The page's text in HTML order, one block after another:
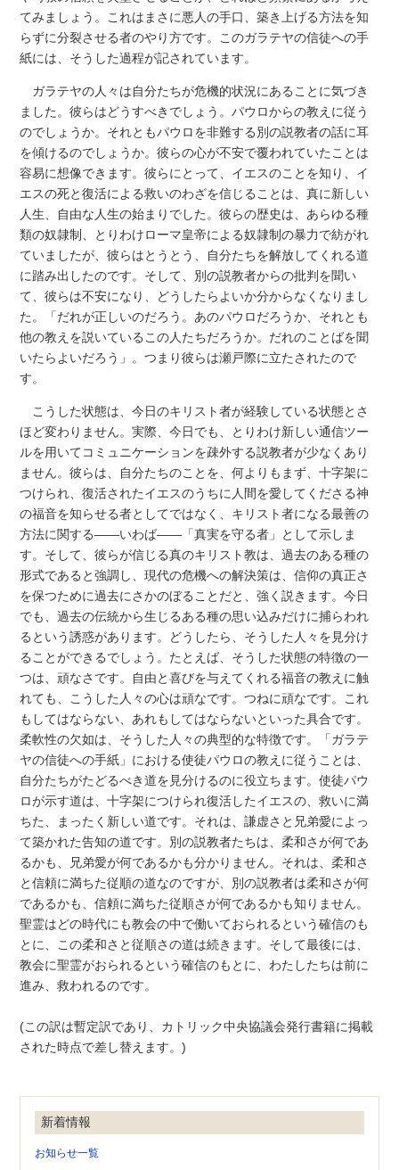
てみましょう。これはまさに悪人の手口、築き上げる方法を知
らずに分裂させる者のやり方です。このガラテヤの信徒への手
紙には、そうした過程が記されています。
ガラテヤの人々は自分たちが危機的状況にあることに気づき
ました。彼らはどうすべきでしょう。パウロからの教えに従う
のでしょうか。それともパウロを非難する別の説教者の話に耳
を傾けるのでしょうか。彼らの心が不安で覆われていたことは
容易に想像できます。彼らにとって、イエスのことを知り、イ
エスの死と復活による救いのわざを信じることは、真に新しい
人生、自由な人生の始まりでした。彼らの歴史は、あらゆる種
類の奴隷制、とりわけローマ皇帝による奴隷制の暴力で紡がれ
ていましたが、彼らはとうとう、自分たちを解放してくれる道
に踏み出したのです。そして、別の説教者からの批判を聞い
て、彼らは不安になり、どうしたらよいか分からなくなりまし
た。「だれが正しいのだろう。あのパウロだろうか、それとも
他の教えを説いているこの人たちだろうか。だれのことばを聞
いたらよいだろう」。つまり彼らは瀬戸際に立たされたので
す。
こうした状態は、今日のキリスト者が経験している状態とさ
ほど変わりません。実際、今日でも、とりわけ新しい通信ツー
ルを用いてコミュニケーションを疎外する説教者が少なくあり
ません。彼らは、自分たちのことを、何よりもまず、十字架に
つけられ、復活されたイエスのうちに人間を愛してくださる神
の福音を知らせる者としてではなく、キリスト者になる最善の
方法に関する――いわば――「真実を守る者」として示しま
す。そして、彼らが信じる真のキリスト教は、過去のある種の
形式であると強調し、現代の危機への解決策は、信仰の真正さ
を保つために過去にさかのぼることだと、強く説きます。今日
でも、過去の伝統から生じるある種の思い込みだけに捕らわれ
るという誘惑があります。どうしたら、そうした人々を見分け
ることができるでしょう。たとえば、そうした状態の特徴の一
つは、頑なさです。自由と喜びを与えてくれる福音の教えに触
れても、こうした人々の心は頑なです。つねに頑なです。これ
もしてはならない、あれもしてはならないといった具合です。
柔軟性の欠如は、そうした人々の典型的な特徴です。「ガラテ
ヤの信徒への手紙」における使徒パウロの教えに従うことは、
自分たちがたどるべき道を見分けるのに役立ちます。使徒パウ
ロが示す道は、十字架につけられ復活したイエスの、救いに満
ちた、まったく新しい道です。それは、謙虚さと兄弟愛によっ
て築かれた告知の道です。別の説教者たちは、柔和さが何であ
るかも、兄弟愛が何であるかも分かりません。それは、柔和さ
と信頼に満ちた従順の道なのですが、別の説教者は柔和さが何
であるかも、信頼に満ちた従順さが何であるかも知りません。
聖霊はどの時代にも教会の中で働いておられるという確信のも
とに、この柔和さと従順さの道は続きます。そして最後には、
教会に聖霊がおられるという確信のもとに、わたしたちは前に
進み、救われるのです。
(この訳は暫定訳であり、カトリック中央協議会発行書籍に掲載
された時点で差し替えます。)
新着情報
お知らせ一覧